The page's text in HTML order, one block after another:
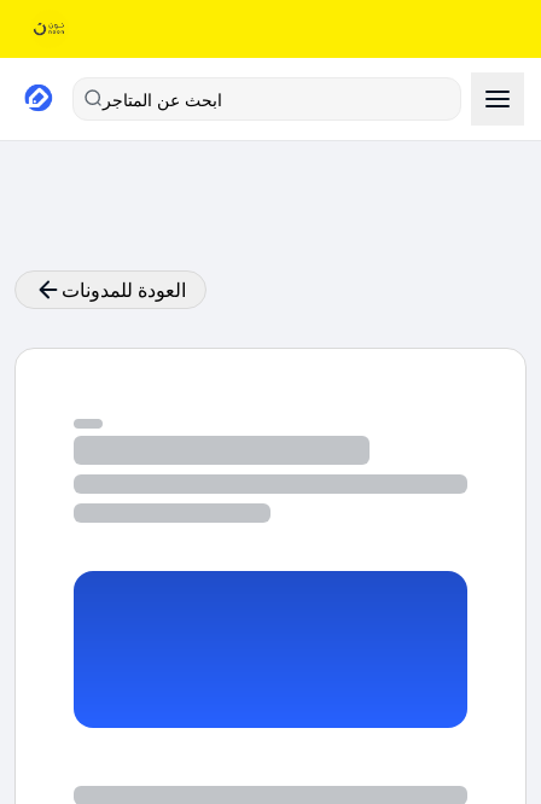
ابحث عن المتاجر
العودة للمدونات